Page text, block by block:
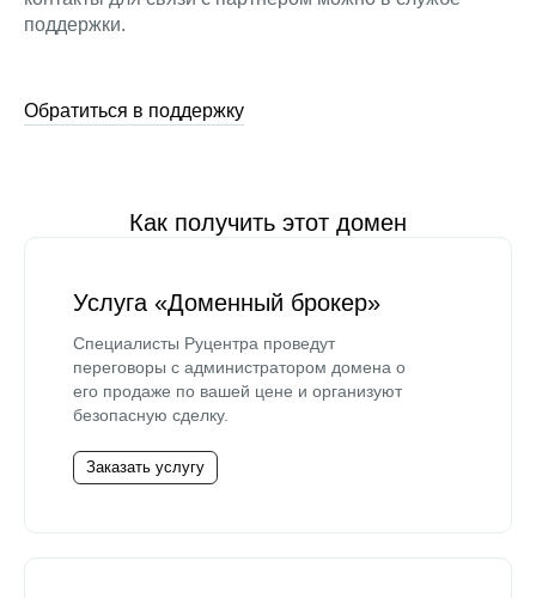
поддержки.
Обратиться в поддержку
Как получить этот домен
Услуга «Доменный брокер»
Специалисты Руцентра проведут
переговоры с администратором домена о
его продаже по вашей цене и организуют
безопасную сделку.
Заказать услугу